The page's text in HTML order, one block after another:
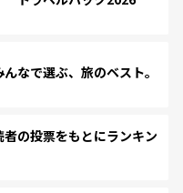
なで選ぶ、旅のベスト。
の投票をもとにランキン